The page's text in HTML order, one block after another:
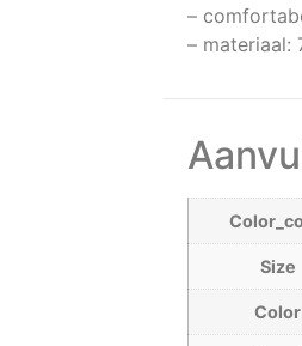
–
– materiaal:
Size
Color